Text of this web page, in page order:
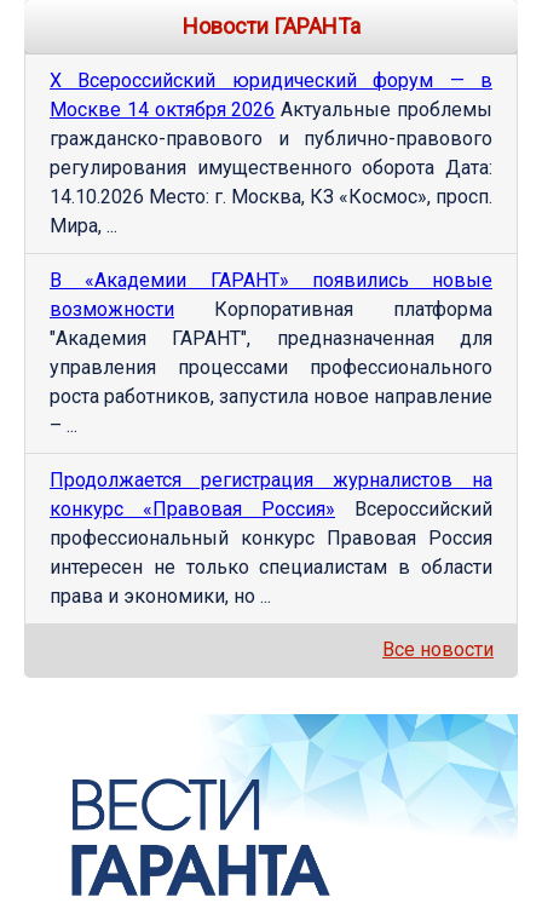
Новости ГАРАНТа
Х Всероссийский юридический форум — в
Москве 14 октября 2026 Актуальные проблемы
гражданско-правового и публично-правового
регулирования имущественного оборота Дата:
14.10.2026 Место: г. Москва, КЗ «Космос», просп.
Мира, ...
В «Академии ГАРАНТ» появились новые
возможности Корпоративная платформа
"Академия ГАРАНТ", предназначенная для
управления процессами профессионального
роста работников, запустила новое направление
– ...
Продолжается регистрация журналистов на
конкурс «Правовая Россия» Всероссийский
профессиональный конкурс Правовая Россия
интересен не только специалистам в области
права и экономики, но ...
Все новости